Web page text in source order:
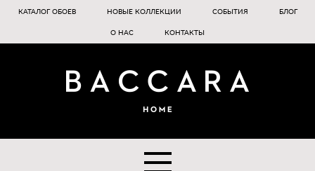
КАТАЛОГ ОБОЕВ НОВЫЕ КОЛЛЕКЦИИ СОБЫТИЯ БЛОГ
О НАС КОНТАКТЫ